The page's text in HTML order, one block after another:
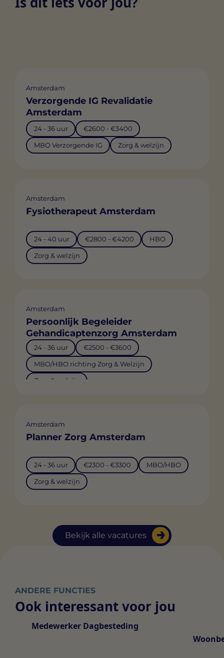
Bekijk alle vacatures
Amsterdam
Verzorgende IG Revalidatie
Amsterdam
24 - 36 uur €2600 - €3400
MBO Verzorgende IG Zorg & welzijn
Amsterdam
Fysiotherapeut Amsterdam
24 - 40 uur €2800 - €4200 HBO
Zorg & welzijn
Amsterdam
Persoonlijk Begeleider
Gehandicaptenzorg Amsterdam
24 - 36 uur €2500 - €3600
MBO/HBO richting Zorg & Welzijn
Zorg & welzijn
Amsterdam
Planner Zorg Amsterdam
24 - 36 uur €2300 - €3300 MBO/HBO
Zorg & welzijn
ANDERE FUNCTIES
Ook interessant voor jou
Medewerker Dagbesteding